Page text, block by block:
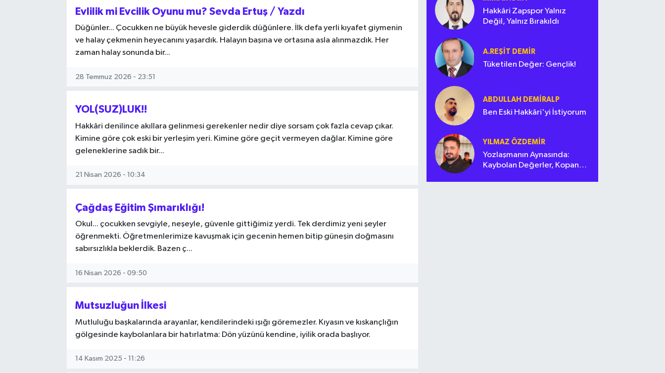
Evlilik mi Evcilik Oyunu mu? Sevda Ertuş / Yazdı
Düğünler... Çocukken ne büyük hevesle giderdik düğünlere. İlk defa yerli kıyafet giymenin
ve halay çekmenin heyecanını yaşardık. Halayın başına ve ortasına asla alınmazdık. Her
zaman halay sonunda bir...
28 Temmuz 2026 - 23:51
YOL(SUZ)LUK!!
Hakkâri denilince akıllara gelinmesi gerekenler nedir diye sorsam çok fazla cevap çıkar.
Kimine göre çok eski bir yerleşim yeri. Kimine göre geçit vermeyen dağlar. Kimine göre
geleneklerine sadık bir...
21 Nisan 2026 - 10:34
Çağdaş Eğitim Şımarıklığı!
Okul... çocukken sevgiyle, neşeyle, güvenle gittiğimiz yerdi. Tek derdimiz yeni şeyler
öğrenmekti. Öğretmenlerimize kavuşmak için gecenin hemen bitip güneşin doğmasını
sabırsızlıkla beklerdik. Bazen ç...
16 Nisan 2026 - 09:50
Mutsuzluğun İlkesi
Mutluluğu başkalarında arayanlar, kendilerindeki ışığı göremezler. Kıyasın ve kıskançlığın
gölgesinde kaybolanlara bir hatırlatma: Dön yüzünü kendine, iyilik orada başlıyor.
14 Kasım 2025 - 11:26
Hakkâri Zapspor Yalnız
Değil, Yalnız Bırakıldı
A.REŞIT DEMIR
Tüketilen Değer: Gençlik!
ABDULLAH DEMIRALP
Ben Eski Hakkâri'yi İstiyorum
YILMAZ ÖZDEMIR
Yozlaşmanın Aynasında:
Kaybolan Değerler, Kopan
Hakkari Haber
İLGİNÇ HABERLER